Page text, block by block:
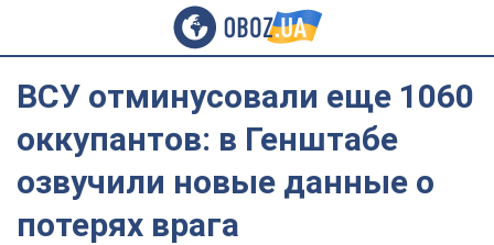
ВСУ отминусовали еще 1060
оккупантов: в Генштабе
озвучили новые данные о
потерях врага